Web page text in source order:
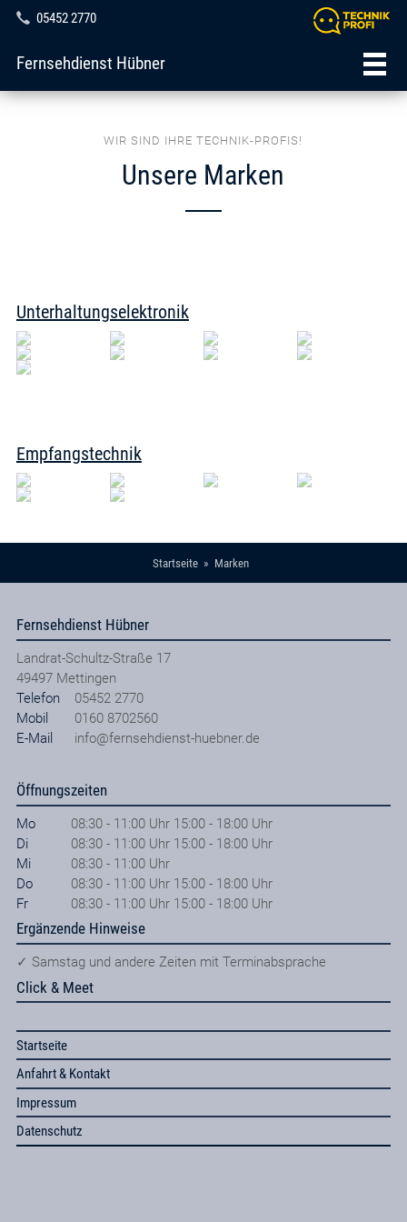
05452 2770
Fernsehdienst Hübner
WIR SIND IHRE TECHNIK-PROFIS!
Unsere Marken
Unterhaltungselektronik
Empfangstechnik
Startseite Marken
Fernsehdienst Hübner
Landrat-Schultz-Straße 17
49497 Mettingen
Telefon
05452 2770
Mobil
0160 8702560
E-Mail
info@fernsehdienst-huebner.de
Öffnungszeiten
Mo
08:30 - 11:00 Uhr 15:00 - 18:00 Uhr
Di
08:30 - 11:00 Uhr 15:00 - 18:00 Uhr
Mi
08:30 - 11:00 Uhr
Do
08:30 - 11:00 Uhr 15:00 - 18:00 Uhr
Fr
08:30 - 11:00 Uhr 15:00 - 18:00 Uhr
Ergänzende Hinweise
✓ Samstag und andere Zeiten mit Terminabsprache
Click & Meet
Startseite
Anfahrt & Kontakt
Impressum
Datenschutz